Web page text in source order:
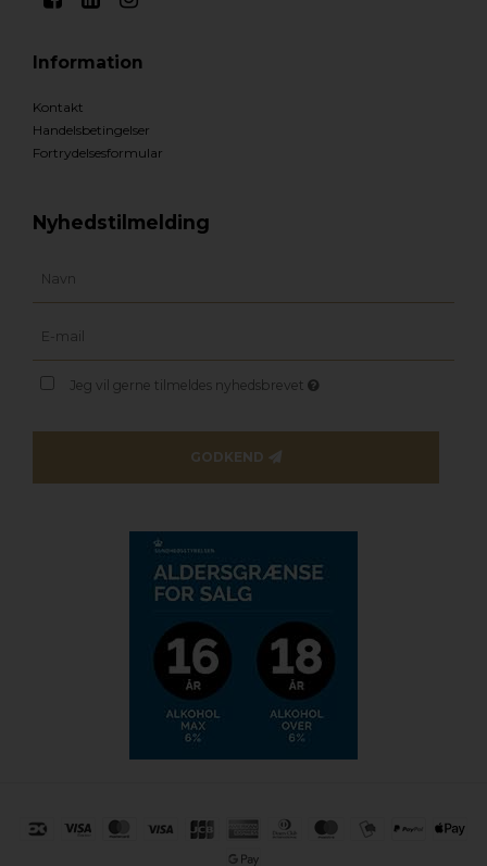
Information
Kontakt
Handelsbetingelser
Fortrydelsesformular
Nyhedstilmelding
Jeg vil gerne tilmeldes nyhedsbrevet
GODKEND